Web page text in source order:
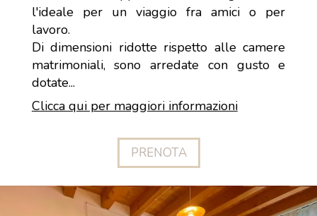
l'ideale per un viaggio fra amici o per
lavoro.
Di dimensioni ridotte rispetto alle camere
matrimoniali, sono arredate con gusto e
dotate...
Clicca qui per maggiori informazioni
PRENOTA